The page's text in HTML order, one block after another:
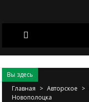
content
Вы здесь
Главная > Авторское >
Новополоцка